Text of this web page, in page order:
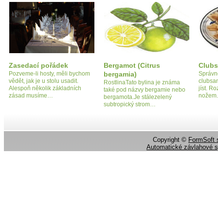
Zasedací pořádek
Pozveme-li hosty, měli bychom
vědět, jak je u stolu usadit.
Alespoň několik základních
zásad musíme…
Bergamot (Citrus
bergamia)
RostlinaTato bylina je známa
také pod názvy bergamie nebo
bergamota.Je stálezelený
subtropický strom…
jíst.
Copyright © FormSoft
Automatické závlahové